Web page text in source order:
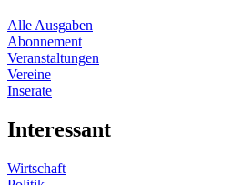
Alle Ausgaben
Abonnement
Veranstaltungen
Vereine
Inserate
Interessant
Wirtschaft